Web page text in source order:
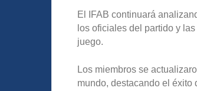
El IFAB continuará
los oficiales del partido y
juego.
Los miembros se
mundo, destacando el